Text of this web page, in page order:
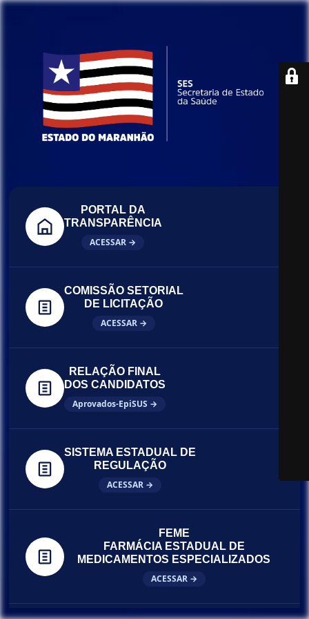
PORTAL DA
TRANSPARÊNCIA
ACESSAR →
COMISSÃO SETORIAL
DE LICITAÇÃO
ACESSAR →
RELAÇÃO FINAL
DOS CANDIDATOS
Aprovados-EpiSUS →
SISTEMA ESTADUAL DE
REGULAÇÃO
ACESSAR →
FEME
FARMÁCIA ESTADUAL DE
MEDICAMENTOS ESPECIALIZADOS
ACESSAR →